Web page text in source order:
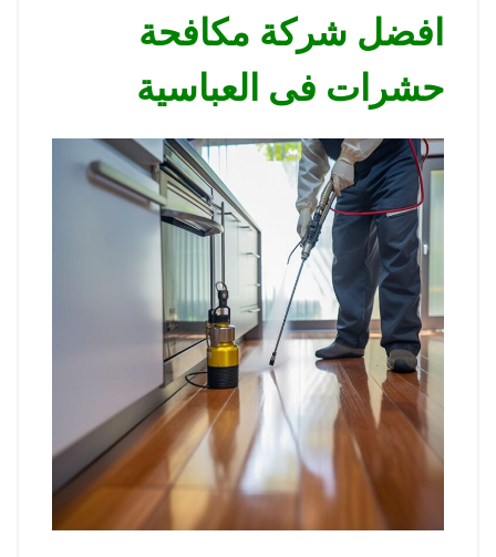
افضل شركة مكافحة
حشرات فى العباسية